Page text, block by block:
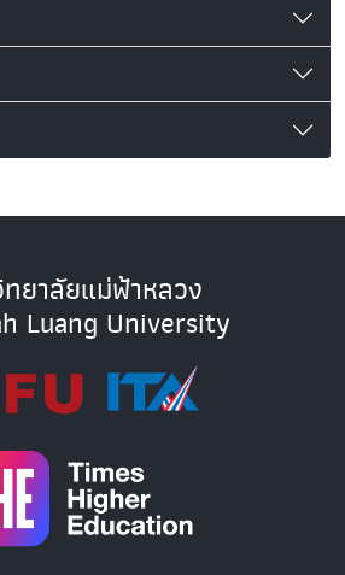
ยาลัยแม่ฟ้าหลวง
Luang University